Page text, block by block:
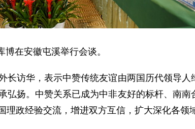
在安徽屯溪举行会谈。
长访华，表示中赞传统友谊由两国历代领导
扬。中赞关系已成为中非友好的标杆、南
政经验交流，增进双方互信，扩大深化各领